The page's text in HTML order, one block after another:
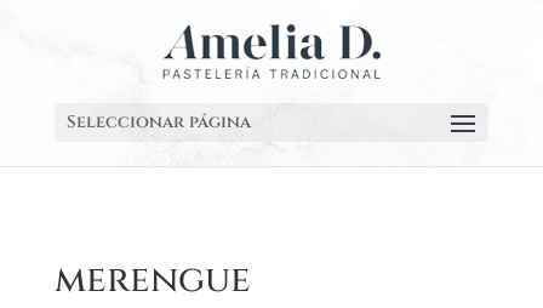
Seleccionar página
merengue